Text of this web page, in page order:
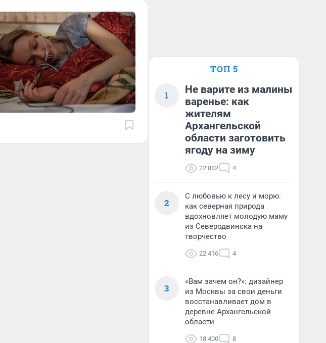
ТОП 5
1
Не варите из малины
варенье: как
жителям
Архангельской
области заготовить
ягоду на зиму
22 882 4
2
С любовью к лесу и морю:
как северная природа
вдохновляет молодую маму
из Северодвинска на
творчество
22 416 4
3
«Вам зачем он?»: дизайнер
из Москвы за свои деньги
восстанавливает дом в
деревне Архангельской
области
18 400 8